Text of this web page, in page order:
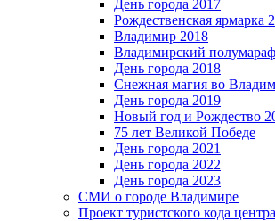
День города 2017
Рождественская ярмарка
Владимир 2018
Владимирский
День города 2018
Снежная магия во
День города 2019
Новый год и Рождество
75 лет Великой Победе
День города 2021
День города 2022
День города 2023
СМИ о городе Владимире
Проект туристского кода